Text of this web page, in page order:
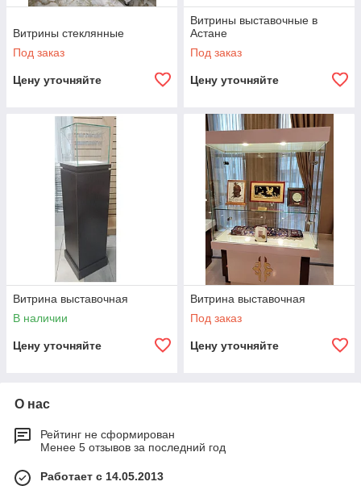
Телефон:
ГОРОДСКОЙ:
+7 (717) 253-43-70
ТЕЛЕ2:
+7 (747) 292-71-28
+7 (701) 292-71-28
+7 (705) 166-22-00
КАЗАХСТАН; АСТАНА;
ул. ЖАНГЕЛЬДИНА, 19,
Витрины стеклянные
Под заказ
Цену уточняйте
Витрины выставочные в
Астане
Под заказ
Цену уточняйте
Витрина выставочная
В наличии
Цену уточняйте
Витрина выставочная
Под заказ
Цену уточняйте
О нас
Рейтинг не сформирован
Менее 5 отзывов за последний год
Работает с 14.05.2013